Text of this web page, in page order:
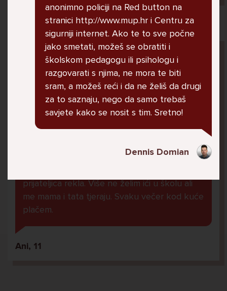
Pitaj Stručnjaka
STRUCNJAK
znam zašto. Čak su napravili grupu gdje me
prijateljica rekla. Više ne želim ići u školu ali
me mama i tata tjeraju. Svaku večer kod kuće
plačem.
Ani, 11
anonimno policiji na Red button na
stranici http://www.mup.hr i Centru za
sigurniji internet. Ako te to sve počne
jako smetati, možeš se obratiti i
školskom pedagogu ili psihologu i
razgovarati s njima, ne mora te biti
sram, a možeš reći i da ne želiš da drugi
za to saznaju, nego da samo trebaš
savjete kako se nosit s tim. Sretno!
Dennis Domian